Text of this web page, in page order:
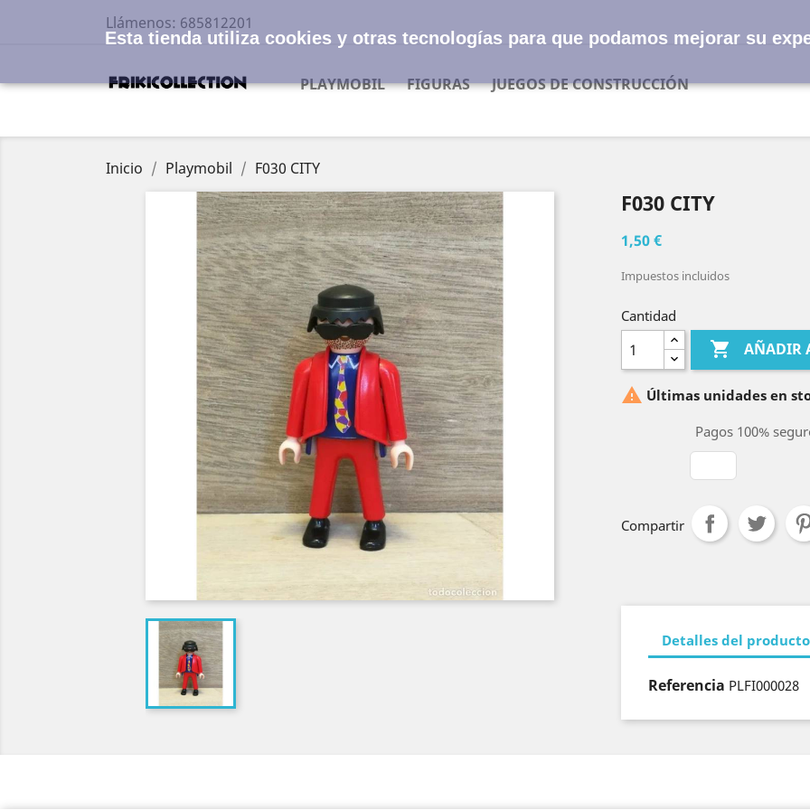
Llámenos: 685812201
PLAYMOBIL FIGURAS JUEGOS DE CONSTRUCCIÓN
Inicio Playmobil F030 CITY
F030 CITY
1,50 €
Impuestos incluidos
Cantidad
 AÑADIR
 Últimas unidades en
Pagos 100%
Compartir
Detalles del producto
Referencia PLFI000028
Esta tienda utiliza cookies y otras tecnologías para que podamos mejorar su